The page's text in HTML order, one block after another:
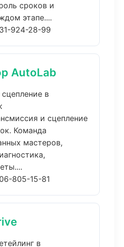
сроков и
этапе....
924-28-99
AutoLab
в
и сцепление
Команда
мастеров,
805-15-81
в